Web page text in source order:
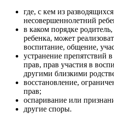
где, с кем из
несовершеннолетний
в каком порядке
ребенка, может
воспитание, общение,
устранение препятствий
прав, прав участия в
другими близкими
восстановление,
прав;
оспаривание или
другие споры.